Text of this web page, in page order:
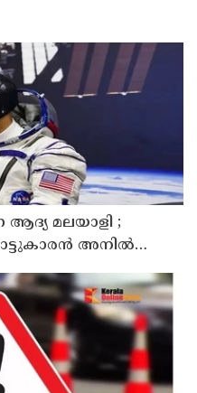
മലയാളി ;
അനിൽ